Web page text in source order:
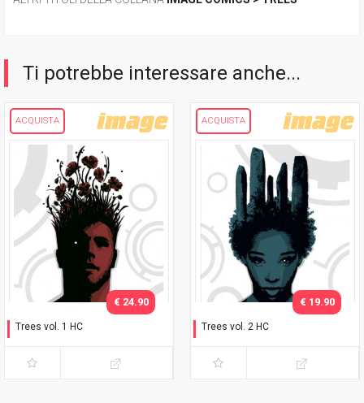
Ti potrebbe interessare anche...
ACQUISTA
Trees vol. 1 HC
€ 24.90
ACQUISTA
Trees vol. 2 HC
€ 19.90